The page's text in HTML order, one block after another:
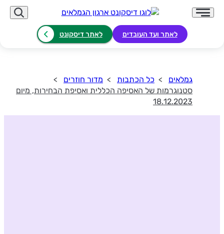
לאתר ועד העובדים לאתר דיסקונט
גמלאים כל הכתבות
מדור חוזרים
סטנוגרמות של האסיפה הכללית ואסיפת הבחירות, מיום
18.12.2023